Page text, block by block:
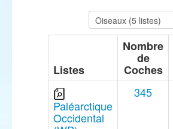
Listes
Nombre
de
Coches
Paléarctique
Occidental
345